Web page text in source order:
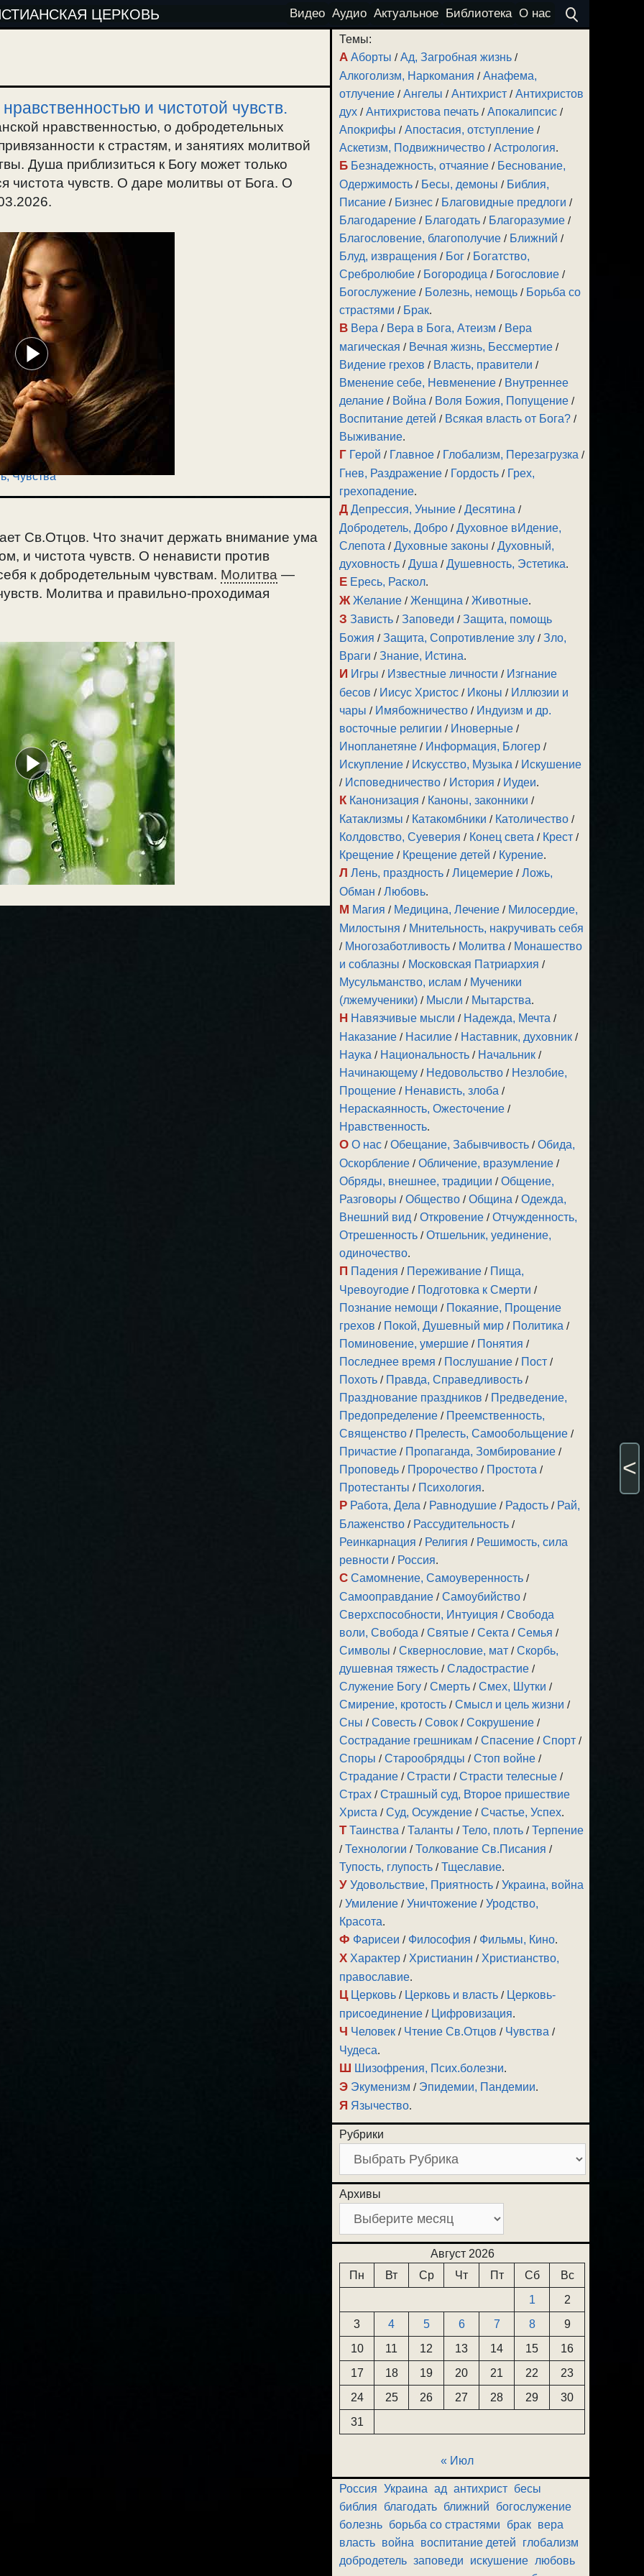
ЦЕРКОВЬ Видео Аудио Актуальное Библиотека О нас
и чистотой чувств.
нравственностью, о добродетельных
к страстям, и занятиях молитвой
Душа приблизиться к Богу может только
чистота чувств. О даре молитвы от Бога. О
,Чувства
Св.Отцов. Что значит держать внимание ума
и чистота чувств. О ненависти против
к добродетельным чувствам. Молитва —
Молитва и правильно-проходимая
Темы:
А Аборты /Ад, Загробная жизнь /
Алкоголизм, Наркомания /Анафема,
отлучение /Ангелы /Антихрист /Антихристов
дух /Антихристова печать /Апокалипсис /
Апокрифы /Апостасия, отступление /
Аскетизм, Подвижничество /Астрология.
Б Безнадежность, отчаяние / Беснование,
Одержимость / Бесы, демоны / Библия,
Писание / Бизнес / Благовидные предлоги /
Благодарение / Благодать / Благоразумие /
Благословение, благополучие / Ближний /
Блуд, извращения / Бог / Богатство,
Сребролюбие / Богородица / Богословие /
Богослужение / Болезнь, немощь / Борьба со
страстями / Брак.
В Вера / Вера в Бога, Атеизм / Вера
магическая / Вечная жизнь, Бессмертие /
Видение грехов / Власть, правители /
Вменение себе, Невменение / Внутреннее
делание / Война / Воля Божия, Попущение /
Воспитание детей / Всякая власть от Бога? /
Выживание.
Г Герой / Главное / Глобализм, Перезагрузка /
Гнев, Раздражение / Гордость / Грех,
грехопадение.
Д Депрессия, Уныние /Десятина /
Добродетель, Добро /Духовное вИдение,
Слепота /Духовные законы /Духовный,
духовность /Душа /Душевность, Эстетика.
Е Ересь, Раскол.
Ж Желание /Женщина /Животные.
З Зависть /Заповеди /Защита, помощь
Божия /Защита, Сопротивление злу /Зло,
Враги /Знание, Истина.
И Игры / Известные личности / Изгнание
бесов / Иисус Христос / Иконы / Иллюзии и
чары / Имябожничество / Индуизм и др.
восточные религии / Иноверные /
Инопланетяне / Информация, Блогер /
Искупление / Искусство, Музыка / Искушение
/ Исповедничество / История / Иудеи.
К Канонизация / Каноны, законники /
Катаклизмы / Катакомбники / Католичество /
Колдовство, Суеверия / Конец света / Крест /
Крещение / Крещение детей / Курение.
Л Лень, праздность /Лицемерие /Ложь,
Обман /Любовь.
М Магия / Медицина, Лечение / Милосердие,
Милостыня / Мнительность, накручивать себя
/ Многозаботливость / Молитва / Монашество
и соблазны / Московская Патриархия /
Мусульманство, ислам / Мученики
(лжемученики) / Мысли / Мытарства.
Н Навязчивые мысли / Надежда, Мечта /
Наказание / Насилие / Наставник, духовник /
Наука / Национальность / Начальник /
Начинающему / Недовольство / Незлобие,
Прощение / Ненависть, злоба /
Нераскаянность, Ожесточение /
Нравственность.
О О нас /Обещание, Забывчивость /Обида,
Оскорбление /Обличение, вразумление /
Обряды, внешнее, традиции /Общение,
Разговоры /Общество /Община /Одежда,
Внешний вид /Откровение /Отчужденность,
Отрешенность /Отшельник, уединение,
одиночество.
П Падения / Переживание / Пища,
Чревоугодие / Подготовка к Смерти /
Познание немощи / Покаяние, Прощение
грехов / Покой, Душевный мир / Политика /
Поминовение, умершие / Понятия /
Последнее время / Послушание / Пост /
Похоть / Правда, Справедливость /
Празднование праздников / Предведение,
Предопределение / Преемственность,
Священство / Прелесть, Самообольщение /
Причастие / Пропаганда, Зомбирование /
Проповедь / Пророчество / Простота /
Протестанты / Психология.
Р Работа, Дела / Равнодушие / Радость / Рай,
Блаженство / Рассудительность /
Реинкарнация / Религия / Решимость, сила
ревности / Россия.
С Самомнение, Самоуверенность /
Самооправдание /Самоубийство /
Сверхспособности, Интуиция /Свобода
воли, Свобода /Святые /Секта /Семья /
Символы /Сквернословие, мат /Скорбь,
душевная тяжесть /Сладострастие /
Служение Богу /Смерть /Смех, Шутки /
Смирение, кротость /Смысл и цель жизни /
Сны /Совесть /Совок /Сокрушение /
Сострадание грешникам /Спасение /Спорт /
Споры /Старообрядцы /Стоп войне /
Страдание /Страсти /Страсти телесные /
Страх /Страшный суд, Второе пришествие
Христа /Суд, Осуждение /Счастье, Успех.
Т Таинства /Таланты /Тело, плоть /Терпение
/Технологии /Толкование Св.Писания /
Тупость, глупость /Тщеславие.
У Удовольствие, Приятность /Украина, война
/Умиление /Уничтожение /Уродство,
Красота.
Ф Фарисеи / Философия / Фильмы, Кино.
Х Характер / Христианин / Христианство,
православие.
Ц Церковь / Церковь и власть / Церковь-
присоединение / Цифровизация.
Ч Человек / Чтение Св.Отцов / Чувства /
Чудеса.
Ш Шизофрения, Псих.болезни.
Э Экуменизм / Эпидемии, Пандемии.
Я Язычество.
Рубрики
Архивы
Август 2026
Пн
Вт Ср Чт Пт Сб
Вс
1
2
3
4 5 6 7 8
9
10
11 12 13 14 15
16
17
18 19 20 21 22
23
24
25 26 27 28 29
30
31
« Июл
Россия Украина ад антихрист бесы
библия
благодать ближний
богослужение
болезнь борьба со страстями брак вера
власть война воспитание детей
глобализм
добродетель заповеди искушение любовь
<